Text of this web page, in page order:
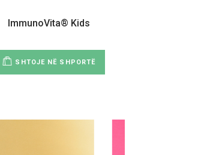
ImmunoVita® Kids
SHTOJE NË SHPORTË